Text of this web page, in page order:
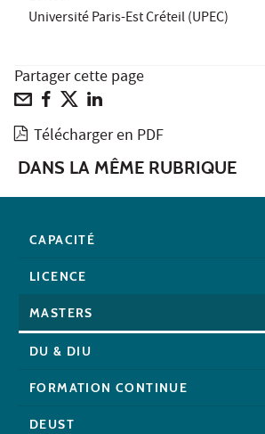
Université Paris-Est Créteil (UPEC)
Partager cette page
Télécharger en PDF
DANS LA MÊME RUBRIQUE
CAPACITÉ
LICENCE
MASTERS
DU & DIU
FORMATION CONTINUE
DEUST